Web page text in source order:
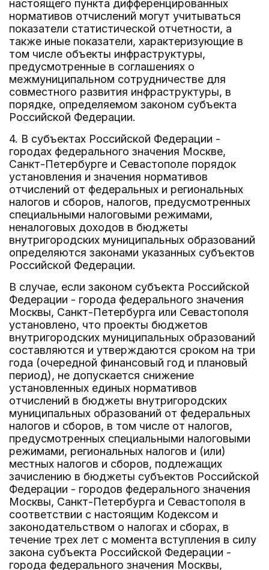
настоящего пункта дифференцированных
нормативов отчислений могут учитываться
показатели статистической отчетности, а
также иные показатели, характеризующие в
том числе объекты инфраструктуры,
предусмотренные в соглашениях о
межмуниципальном сотрудничестве для
совместного развития инфраструктуры, в
порядке, определяемом законом субъекта
Российской Федерации.
4. В субъектах Российской Федерации -
городах федерального значения Москве,
Санкт-Петербурге и Севастополе порядок
установления и значения нормативов
отчислений от федеральных и региональных
налогов и сборов, налогов, предусмотренных
специальными налоговыми режимами,
неналоговых доходов в бюджеты
внутригородских муниципальных образований
определяются законами указанных субъектов
Российской Федерации.
В случае, если законом субъекта Российской
Федерации - города федерального значения
Москвы, Санкт-Петербурга или Севастополя
установлено, что проекты бюджетов
внутригородских муниципальных образований
составляются и утверждаются сроком на три
года (очередной финансовый год и плановый
период), не допускается снижение
установленных единых нормативов
отчислений в бюджеты внутригородских
муниципальных образований от федеральных
налогов и сборов, в том числе от налогов,
предусмотренных специальными налоговыми
режимами, региональных налогов и (или)
местных налогов и сборов, подлежащих
зачислению в бюджеты субъектов Российской
Федерации - городов федерального значения
Москвы, Санкт-Петербурга и Севастополя в
соответствии с настоящим Кодексом и
законодательством о налогах и сборах, в
течение трех лет с момента вступления в силу
закона субъекта Российской Федерации -
города федерального значения Москвы,